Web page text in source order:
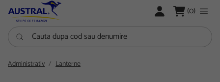
LOGARE (0)
Cauta dupa cod sau denumire
Administrativ Lanterne